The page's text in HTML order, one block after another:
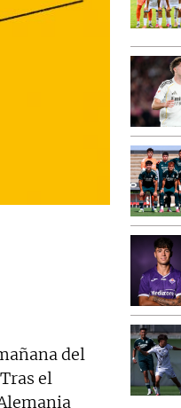
del
el